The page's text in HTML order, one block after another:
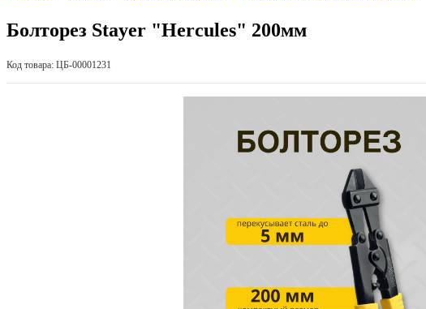
Болторез Stayer "Hercules" 200мм
Код товара: ЦБ-00001231